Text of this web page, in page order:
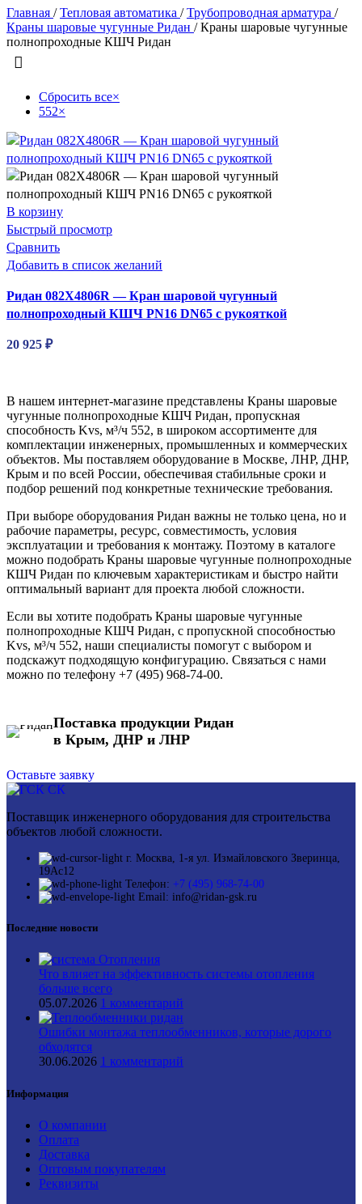
Главная / Тепловая автоматика / Трубопроводная арматура /
Краны шаровые чугунные Ридан / Краны шаровые чугунные
полнопроходные КШЧ Ридан
Сбросить все×
552×
В корзину
Быстрый просмотр
Сравнить
Добавить в список желаний
Ридан 082X4806R — Кран шаровой чугунный
полнопроходный КШЧ PN16 DN65 с рукояткой
20 925 ₽
В нашем интернет-магазине представлены Краны шаровые
чугунные полнопроходные КШЧ Ридан, пропускная
способность Kvs, м³/ч 552, в широком ассортименте для
комплектации инженерных, промышленных и коммерческих
объектов. Мы поставляем оборудование в Москве, ЛНР, ДНР,
Крым и по всей России, обеспечивая стабильные сроки и
подбор решений под конкретные технические требования.
При выборе оборудования Ридан важны не только цена, но и
рабочие параметры, ресурс, совместимость, условия
эксплуатации и требования к монтажу. Поэтому в каталоге
можно подобрать Краны шаровые чугунные полнопроходные
КШЧ Ридан по ключевым характеристикам и быстро найти
оптимальный вариант для проекта любой сложности.
Если вы хотите подобрать Краны шаровые чугунные
полнопроходные КШЧ Ридан, с пропускной способностью
Kvs, м³/ч 552, наши специалисты помогут с выбором и
подскажут подходящую конфигурацию. Связаться с нами
можно по телефону +7 (495) 968-74-00.
Поставка продукции Ридан
в Крым, ДНР и ЛНР
Оставьте заявку
Поставщик инженерного оборудования для строительства
объектов любой сложности.
г. Москва, 1-я ул. Измайловского Зверинца,
19Ас12
Телефон: +7 (495) 968-74-00
Email: info@ridan-gsk.ru
Последние новости
Что влияет на эффективность системы отопления
больше всего
05.07.2026 1 комментарий
Ошибки монтажа теплообменников, которые дорого
обходятся
30.06.2026 1 комментарий
Информация
О компании
Оплата
Доставка
Оптовым покупателям
Реквизиты